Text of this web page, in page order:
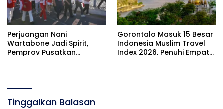
Perjuangan Nani
Wartabone Jadi Spirit,
Pemprov Pusatkan
Gorontalo Masuk 15 Besar
Indonesia Muslim Travel
Index 2026, Penuhi Empat
Tinggalkan Balasan